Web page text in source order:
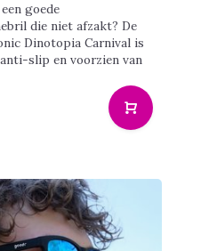
goede
die niet afzakt? De
Dinotopia Carnival is
slip en voorzien van